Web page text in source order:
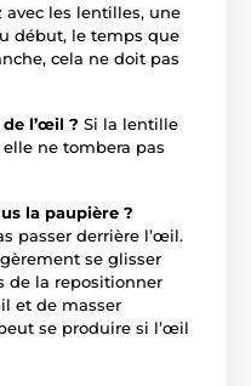
avec les lentilles, une
début, le temps que
cela ne doit pas
l’œil ? Si la lentille
ne tombera pas
la paupière ?
passer derrière l’œil.
se glisser
de la repositionner
et de masser
se produire si l’œil